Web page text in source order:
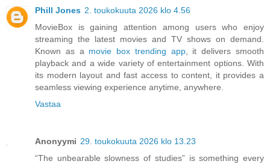
Phill Jones 2. toukokuuta 2026 klo 4.56
MovieBox is gaining attention among users who enjoy
streaming the latest movies and TV shows on demand.
Known as a movie box trending app, it delivers smooth
playback and a wide variety of entertainment options. With
its modern layout and fast access to content, it provides a
seamless viewing experience anytime, anywhere.
Vastaa
Anonyymi 29. toukokuuta 2026 klo 13.23
“The unbearable slowness of studies” is something every